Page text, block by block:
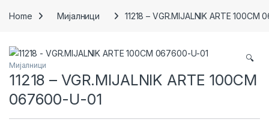
Home Мијалници 11218 – VGR.MIJALNIK ARTE 100CM
🔍
Мијалници
11218 – VGR.MIJALNIK ARTE 100CM
067600-U-01